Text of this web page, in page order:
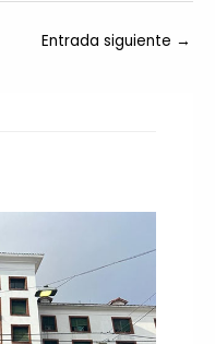
Entrada siguiente →